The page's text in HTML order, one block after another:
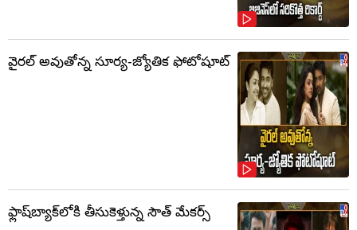
వైరల్ అవుతోన్న సూర్య-జ్యోతిక ఫోటోషూట్
ఫ్లాష్‌బ్యాక్‌లోకి తీసుకెళ్తున్న సౌత్‌ మేకర్స్‌